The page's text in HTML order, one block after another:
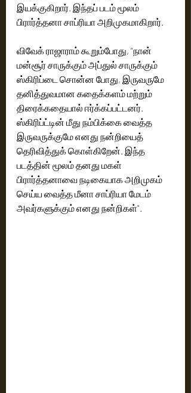
இயக்குகிறார். இந்தப் படம் மூலம்
பிரார்த்தனா சாப்ரியா அறிமுகமாகிறார்.
விவேக் ராஜாராம் கூறும்போது, ​​“நான்
மன்சூர் சாருக்கும் அப்துல் சாருக்கும்
ஸ்கிரிப்டை சொன்ன போது, ​​இருவருமே
தனித்துவமான கதைக்களம் மற்றும்
திரைக்கதையால் ஈர்க்கப்பட்டனர்.
ஸ்கிரிப்ட்டின் மீது நம்பிக்கை வைத்த
இருவருக்குமே எனது நன்றியைத்
தெரிவித்துக் கொள்கிறேன். இந்த
படத்தின் மூலம் தனது மகள்
பிரார்த்தனாவை நடிகையாக அறிமுகம்
செய்ய வைத்த மீனா சாப்ரியா மேடம்
அவர்களுக்கும் எனது நன்றிகள்".